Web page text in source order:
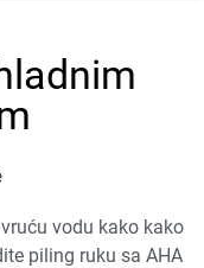
vodu kako kako
piling ruku sa AHA